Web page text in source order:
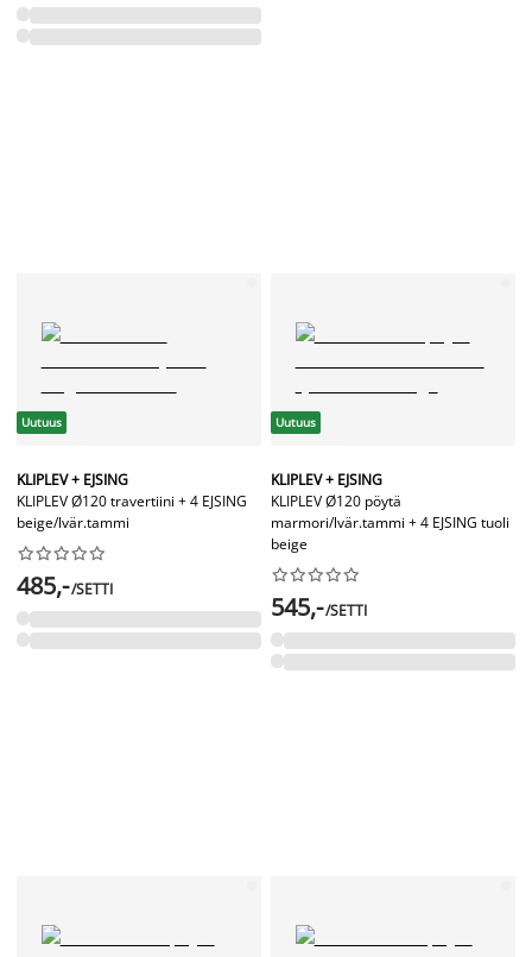
Uutuus
KLIPLEV + EJSING
KLIPLEV Ø120 travertiini + 4 EJSING
beige/lvär.tammi






485,-/SETTI
Uutuus
KLIPLEV + EJSING
KLIPLEV Ø120 pöytä
marmori/lvär.tammi + 4 EJSING tuoli
beige






545,-/SETTI